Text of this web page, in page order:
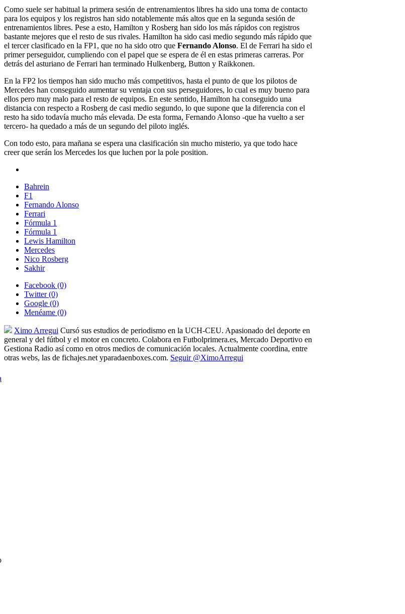
Como suele ser habitual la primera sesión de entrenamientos libres ha sido una toma de contacto
para los equipos y los registros han sido notablemente más altos que en la segunda sesión de
entrenamientos libres. Pese a esto, Hamilton y Rosberg han sido los más rápidos con registros
bastante mejores que el resto de sus rivales. Hamilton ha sido casi medio segundo más rápido que
el tercer clasificado en la FP1, que no ha sido otro que Fernando Alonso. El de Ferrari ha sido el
primer perseguidor, cumpliendo con el papel que se espera de él en estas primeras carreras. Por
detrás del asturiano de Ferrari han terminado Hulkenberg, Button y Raikkonen.
En la FP2 los tiempos han sido mucho más competitivos, hasta el punto de que los pilotos de
Mercedes han conseguido aumentar su ventaja con sus perseguidores, lo cual es muy bueno para
ellos pero muy malo para el resto de equipos. En este sentido, Hamilton ha conseguido una
distancia con respecto a Rosberg de casi medio segundo, lo que supone que la diferencia con el
resto ha sido todavía mucho más elevada. De esta forma, Fernando Alonso -que ha vuelto a ser
tercero- ha quedado a más de un segundo del piloto inglés.
Con todo esto, para mañana se espera una clasificación sin mucho misterio, ya que todo hace
creer que serán los Mercedes los que luchen por la pole position.
Bahrein
F1
Fernando Alonso
Ferrari
Fórmula 1
Fórmula 1
Lewis Hamilton
Mercedes
Nico Rosberg
Sakhir
Facebook (0)
Twitter(0)
Google (0)
Menéame (0)
Ximo Arregui Cursó sus estudios de periodismo en la UCH-CEU. Apasionado del deporte en
general y del fútbol y el motor en concreto. Colabora en Futbolprimera.es, Mercado Deportivo en
Gestiona Radio así como en otros medios de comunicación locales. Actualmente coordina, entre
otras webs, las de fichajes.net yparadaenboxes.com. Seguir @XimoArregui